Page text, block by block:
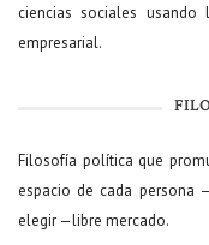
ciencias sociales
empresarial.
Filosofía política que
espacio de cada persona
elegir —libre mercado.